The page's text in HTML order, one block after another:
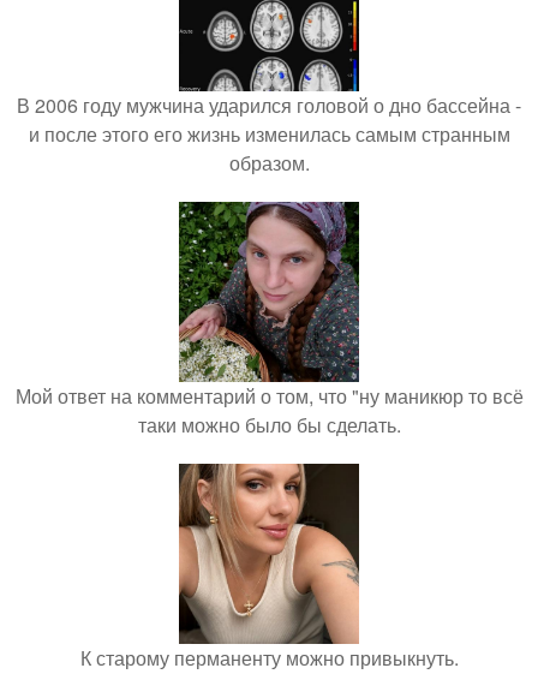
В 2006 году мужчина ударился головой о дно бассейна -
и после этого его жизнь изменилась самым странным
образом.
Мой ответ на комментарий о том, что "ну маникюр то всё
таки можно было бы сделать.
К старому перманенту можно привыкнуть.